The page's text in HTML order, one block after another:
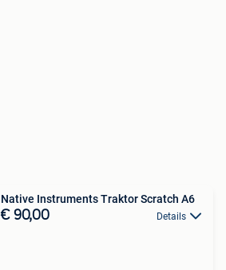
Native Instruments Traktor Scratch A6
€ 90,00 Details